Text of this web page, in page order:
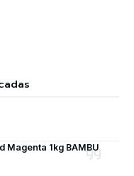
Magenta 1kg BAMBU